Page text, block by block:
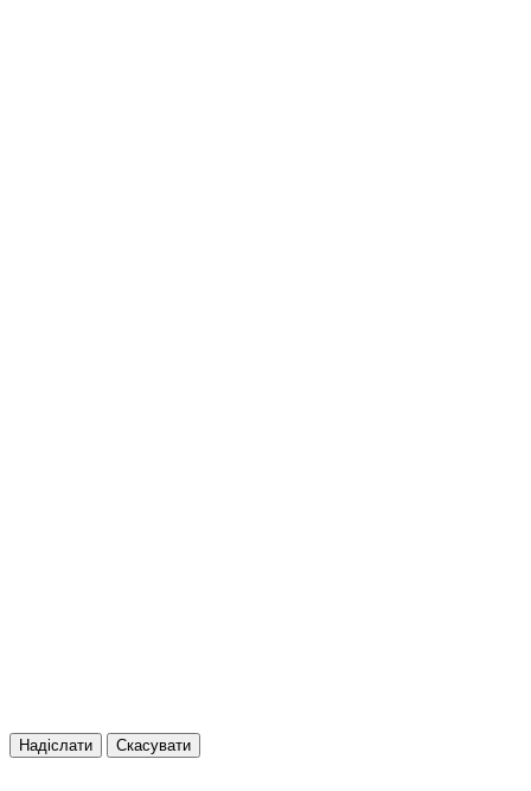
Надіслати Скасувати